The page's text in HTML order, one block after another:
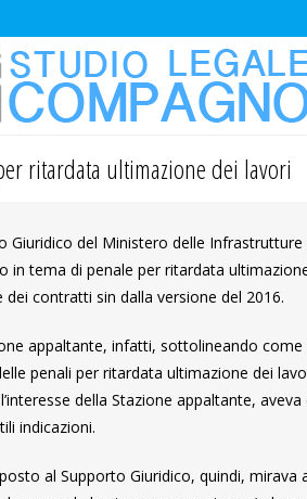
ritardata ultimazione dei lavori
Giuridico del Ministero delle
in tema di penale per ritardata
dei contratti sin dalla versione del 2016.
appaltante, infatti, sottolineando
penali per ritardata ultimazione dei
della Stazione appaltante,
indicazioni.
al Supporto Giuridico, quindi,